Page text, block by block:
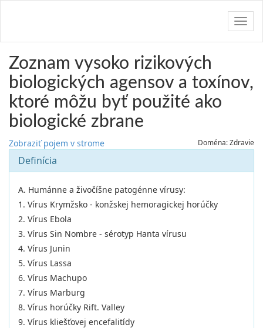
Zoznam vysoko rizikových
biologických agensov a toxínov,
ktoré môžu byť použité ako
biologické zbrane
Zobraziť pojem v strome Doména: Zdravie
Definícia
A. Humánne a živočíšne patogénne vírusy:
1. Vírus Krymžsko - konžskej hemoragickej horúčky
2. Vírus Ebola
3. Vírus Sin Nombre - sérotyp Hanta vírusu
4. Vírus Junin
5. Vírus Lassa
6. Vírus Machupo
7. Vírus Marburg
8. Vírus horúčky Rift. Valley
9. Vírus kliešťovej encefalitídy